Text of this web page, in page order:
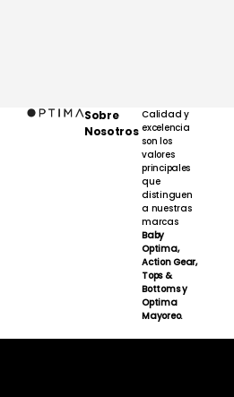
Sobre
Nosotros
Calidad y
excelencia
son los
valores
principales
que
distinguen
a nuestras
marcas
Baby
Optima,
Action Gear,
Tops &
Bottoms y
Optima
Mayoreo.